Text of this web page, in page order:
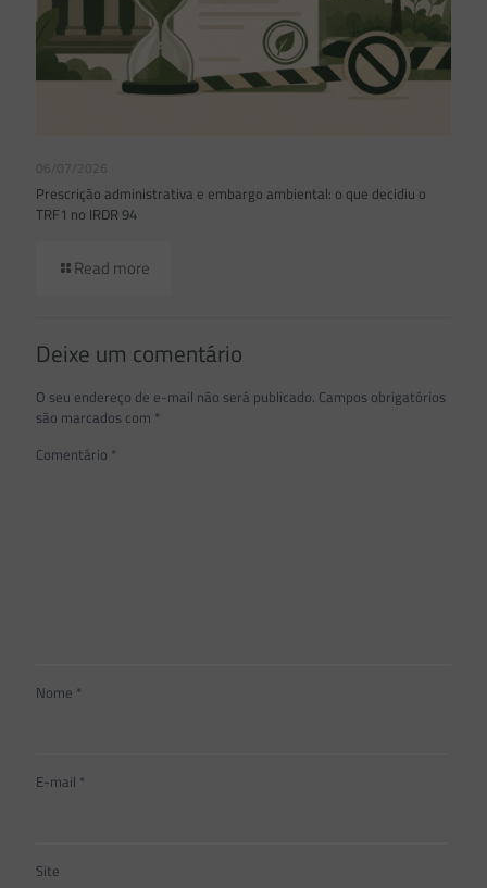
06/07/2026
Prescrição administrativa e embargo ambiental: o que decidiu o
TRF1 no IRDR 94
Read more
Deixe um comentário
O seu endereço de e-mail não será publicado. Campos obrigatórios
são marcados com *
Comentário *
Nome *
E-mail *
Site